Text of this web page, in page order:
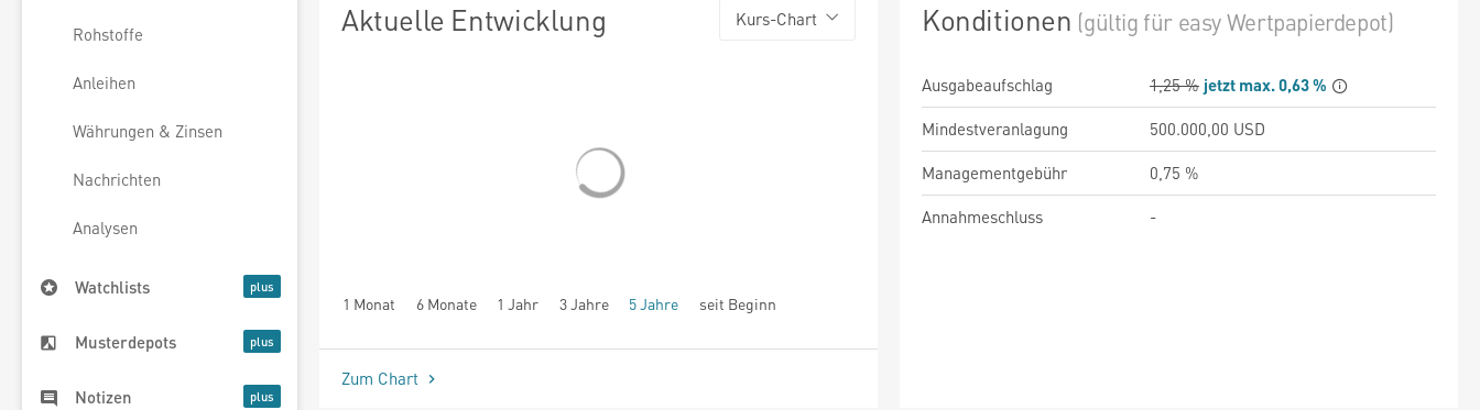
Rohstoffe
Anleihen
Währungen & Zinsen
Nachrichten
Analysen
Watchlists
Musterdepots
Notizen
Aktuelle Entwicklung Kurs-Chart
1 Monat 6 Monate 1 Jahr 3 Jahre 5 Jahre seit Beginn
Zum Chart
Konditionen (gültig für easy Wertpapierdepot)
Ausgabeaufschlag 1,25 % jetzt max. 0,63 %
Mindestveranlagung
500.000,00 USD
Managementgebühr
0,75 %
Annahmeschluss
-